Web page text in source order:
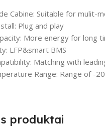
Cabine: Suitable for mulit-
Plug and play
More energy for long
LFP&smart BMS
Matching with
Range: Range of -
produktai